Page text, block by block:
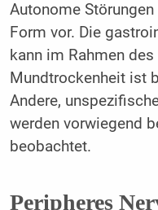
Autonome
Form vor. Die
kann im Rahmen
Mundtrockenheit ist
Andere,
werden vorwiegend
beobachtet.
Peripheres